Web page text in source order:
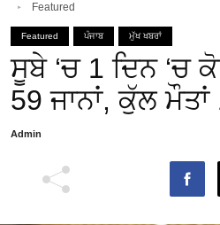
Featured
Featured ਪੰਜਾਬ ਮੁੱਖ ਖਬਰਾਂ
ਸੂਬੇ ‘ਚ 1 ਦਿਨ
59 ਜਾਨਾਂ, ਕੁੱਲ ਮੌਤਾਂ
Admin